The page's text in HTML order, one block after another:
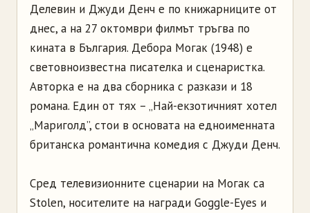
Делевин и Джуди Денч е по книжарниците от
днес, а на 27 октомври филмът тръгва по
кината в България. Дебора Могак (1948) е
световноизвестна писателка и сценаристка.
Авторка е на два сборника с разкази и 18
романа. Един от тях – „Най-екзотичният хотел
„Мариголд”, стои в основата на едноименната
британска романтична комедия с Джуди Денч.
Сред телевизионните сценарии на Могак са
Stolen, носителите на награди Goggle-Eyes и